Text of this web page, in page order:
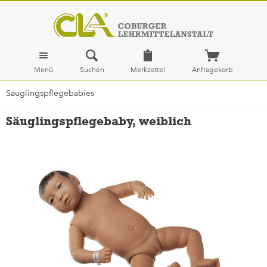
Menü Suchen Merkzettel Anfragekorb
Säuglingspflegebabies
Säuglingspflegebaby, weiblich